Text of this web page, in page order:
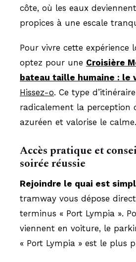
côte, où les eaux
propices à une escale
Pour vivre cette expérience
optez pour une Croisière
bateau taille humaine : le
Hissez-o. Ce type
radicalement la perception
azuréen et valorise le calme.
Accès pratique et
soirée réussie
Rejoindre le quai est
tramway vous dépose
terminus « Port Lympia ».
viennent en voiture, le
« Port Lympia » est le plus